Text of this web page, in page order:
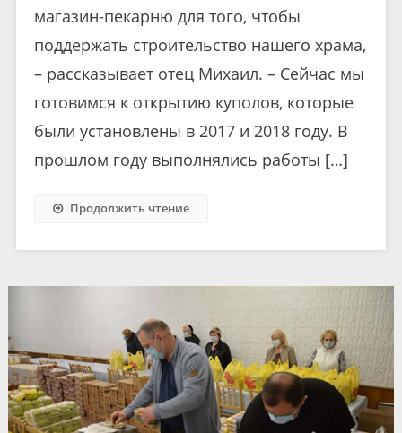
магазин-пекарню для того, чтобы
поддержать строительство нашего храма,
– рассказывает отец Михаил. – Сейчас мы
готовимся к открытию куполов, которые
были установлены в 2017 и 2018 году. В
прошлом году выполнялись работы […]
Продолжить чтение